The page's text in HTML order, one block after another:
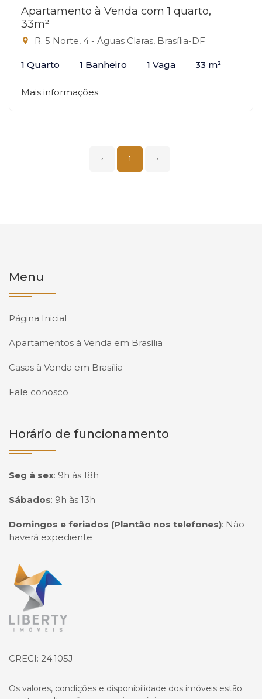
Apartamento à Venda com 1 quarto,
33m²
R. 5 Norte, 4 - Águas Claras, Brasília-DF
1 Quarto 1 Banheiro 1 Vaga 33 m²
Mais informações
‹ 1 ›
Menu
Página Inicial
Apartamentos à Venda em Brasília
Casas à Venda em Brasília
Fale conosco
Horário de funcionamento
Seg à sex: 9h às 18h
Sábados: 9h às 13h
Domingos e feriados (Plantão nos telefones): Não
haverá expediente
Página inicial
CRECI: 24.105J
Os valores, condições e disponibilidade dos imóveis estão